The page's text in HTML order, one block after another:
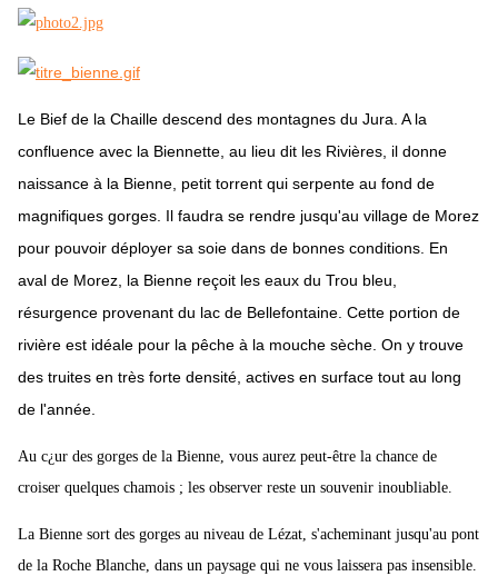
Le Bief de la Chaille descend des montagnes du Jura. A la
confluence avec la Biennette, au lieu dit les Rivières, il donne
naissance à la Bienne, petit torrent qui serpente au fond de
magnifiques gorges. Il faudra se rendre jusqu'au village de Morez
pour pouvoir déployer sa soie dans de bonnes conditions. En
aval de Morez, la Bienne reçoit les eaux du Trou bleu,
résurgence provenant du lac de Bellefontaine. Cette portion de
rivière est idéale pour la pêche à la mouche sèche. On y trouve
des truites en très forte densité, actives en surface tout au long
de l'année.
Au c¿ur des gorges de la Bienne, vous aurez peut-être la chance de
croiser quelques chamois ; les observer reste un souvenir inoubliable.
La Bienne sort des gorges au niveau de Lézat, s'acheminant jusqu'au pont
de la Roche Blanche, dans un paysage qui ne vous laissera pas insensible.